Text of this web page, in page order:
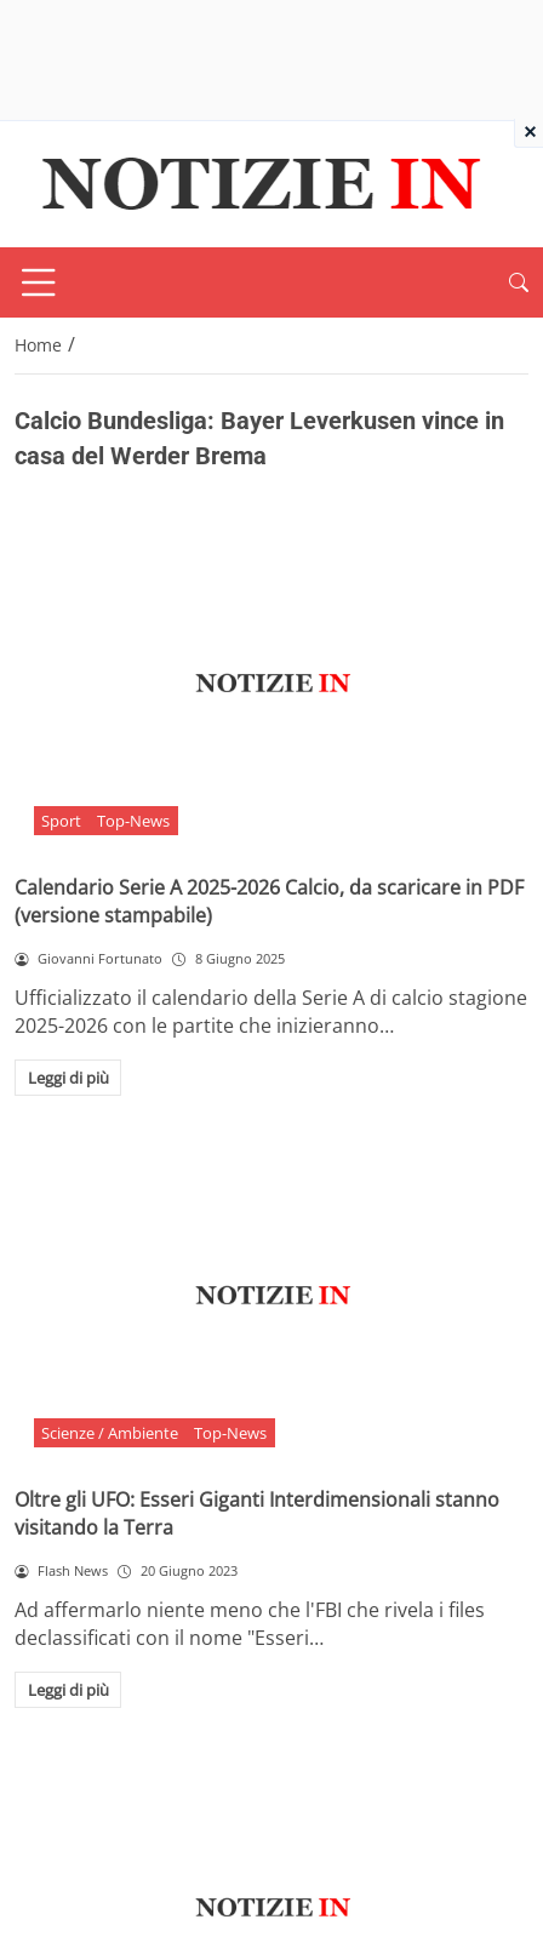
Home /
Calcio Bundesliga: Bayer Leverkusen vince in
casa del Werder Brema
Sport Top-News
Calendario Serie A 2025-2026 Calcio, da scaricare in PDF
(versione stampabile)
Giovanni Fortunato 8 Giugno 2025
Ufficializzato il calendario della Serie A di calcio stagione
2025-2026 con le partite che inizieranno…
Leggi di più
Scienze / Ambiente Top-News
Oltre gli UFO: Esseri Giganti Interdimensionali stanno
visitando la Terra
Flash News 20 Giugno 2023
Ad affermarlo niente meno che l'FBI che rivela i files
declassificati con il nome "Esseri…
Leggi di più
×